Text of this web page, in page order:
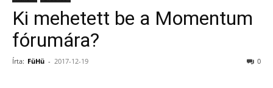
Ki mehetett be a Momentum
fórumára?
Írta: FüHü - 2017-12-19 0